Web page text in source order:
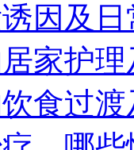
因及
家护
食过